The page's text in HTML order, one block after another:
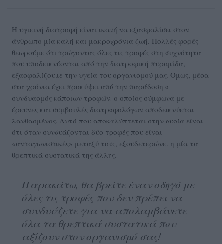
Η υγιεινή διατροφή είναι ικανή να εξασφαλίσει στον
άνθρωπο μία καλή και μακροχρόνια ζωή. Πολλές φορές
θεωρούμε ότι τρώγοντας όλες τις τροφές στη συχνότητα
που υποδεικνύονται από την διατροφική πυραμίδα,
εξασφαλίζουμε την υγεία του οργανισμού μας. Όμως, μέσα
στα χρόνια έχει προκύψει από την παράδοση ο
συνδυασμός κάποιων τροφών, ο οποίος σύμφωνα με
έρευνες και συμβουλές διατροφολόγων αποδεικνύεται
λανθασμένος. Αυτό που αποκαλύπτεται στην ουσία είναι
ότι όταν συνδυάζονται δύο τροφές που είναι
«ανταγωνιστικές» μεταξύ τους, εξουδετερώνει η μία τα
θρεπτικά συστατικά της άλλης.
Παρακάτω, θα βρείτε έναν οδηγό με
όλες τις τροφές που δεν πρέπει να
συνδυάζετε για να απολαμβάνετε
όλα τα θρεπτικά συστατικά που
αξίζουν στον οργανισμό σας!